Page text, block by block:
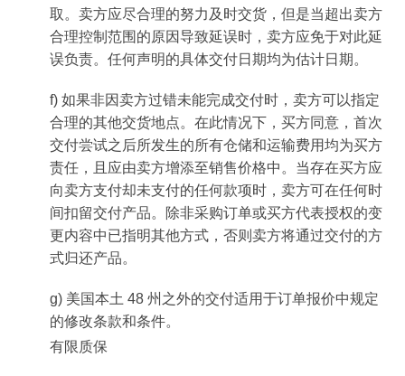
取。卖方应尽合理的努力及时交货，但是当超出卖方
合理控制范围的原因导致延误时，卖方应免于对此延
误负责。任何声明的具体交付日期均为估计日期。
f) 如果非因卖方过错未能完成交付时，卖方可以指定
合理的其他交货地点。在此情况下，买方同意，首次
交付尝试之后所发生的所有仓储和运输费用均为买方
责任，且应由卖方增添至销售价格中。当存在买方应
向卖方支付却未支付的任何款项时，卖方可在任何时
间扣留交付产品。除非采购订单或买方代表授权的变
更内容中已指明其他方式，否则卖方将通过交付的方
式归还产品。
g) 美国本土 48 州之外的交付适用于订单报价中规定
的修改条款和条件。
有限质保